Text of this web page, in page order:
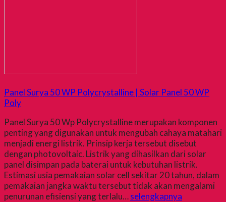
Panel Surya 50 WP Polycrystalline | Solar Panel 50 WP
Poly
Panel Surya 50 Wp Polycrystalline merupakan komponen
penting yang digunakan untuk mengubah cahaya matahari
menjadi energi listrik. Prinsip kerja tersebut disebut
dengan photovoltaic. Listrik yang dihasilkan dari solar
panel disimpan pada baterai untuk kebutuhan listrik.
Estimasi usia pemakaian solar cell sekitar 20 tahun, dalam
pemakaian jangka waktu tersebut tidak akan mengalami
penurunan efisiensi yang terlalu…selengkapnya